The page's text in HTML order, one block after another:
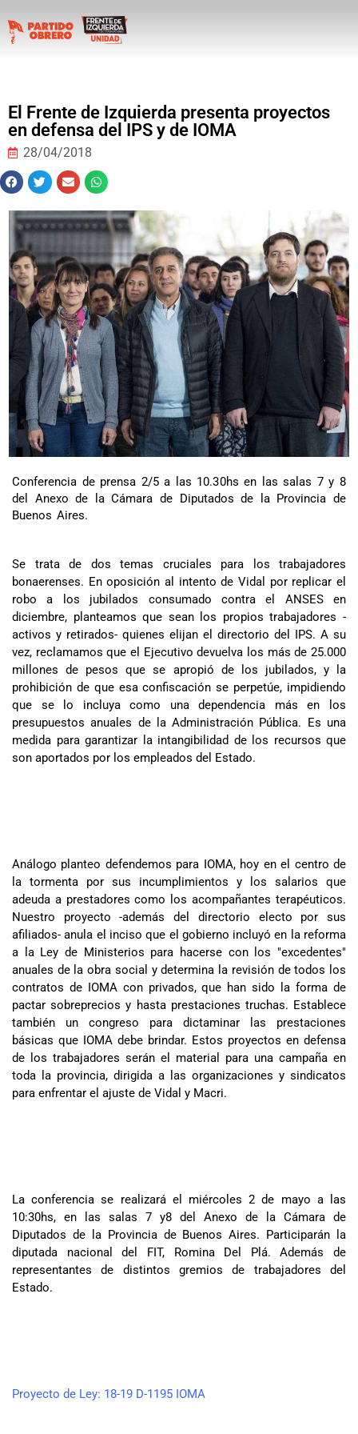
El Frente de Izquierda presenta proyectos
en defensa del IPS y de IOMA
28/04/2018
Conferencia de prensa 2/5 a las 10.30hs en las salas 7 y 8
del Anexo de la Cámara de Diputados de la Provincia de
Buenos Aires.
Se trata de dos temas cruciales para los trabajadores
bonaerenses. En oposición al intento de Vidal por replicar el
robo a los jubilados consumado contra el ANSES en
diciembre, planteamos que sean los propios trabajadores -
activos y retirados- quienes elijan el directorio del IPS. A su
vez, reclamamos que el Ejecutivo devuelva los más de 25.000
millones de pesos que se apropió de los jubilados, y la
prohibición de que esa confiscación se perpetúe, impidiendo
que se lo incluya como una dependencia más en los
presupuestos anuales de la Administración Pública. Es una
medida para garantizar la intangibilidad de los recursos que
son aportados por los empleados del Estado.
Análogo planteo defendemos para IOMA, hoy en el centro de
la tormenta por sus incumplimientos y los salarios que
adeuda a prestadores como los acompañantes terapéuticos.
Nuestro proyecto -además del directorio electo por sus
afiliados- anula el inciso que el gobierno incluyó en la reforma
a la Ley de Ministerios para hacerse con los "excedentes"
anuales de la obra social y determina la revisión de todos los
contratos de IOMA con privados, que han sido la forma de
pactar sobreprecios y hasta prestaciones truchas. Establece
también un congreso para dictaminar las prestaciones
básicas que IOMA debe brindar. Estos proyectos en defensa
de los trabajadores serán el material para una campaña en
toda la provincia, dirigida a las organizaciones y sindicatos
para enfrentar el ajuste de Vidal y Macri.
La conferencia se realizará el miércoles 2 de mayo a las
10:30hs, en las salas 7 y8 del Anexo de la Cámara de
Diputados de la Provincia de Buenos Aires. Participarán la
diputada nacional del FIT, Romina Del Plá. Además de
representantes de distintos gremios de trabajadores del
Estado.
Proyecto de Ley: 18-19 D-1195 IOMA